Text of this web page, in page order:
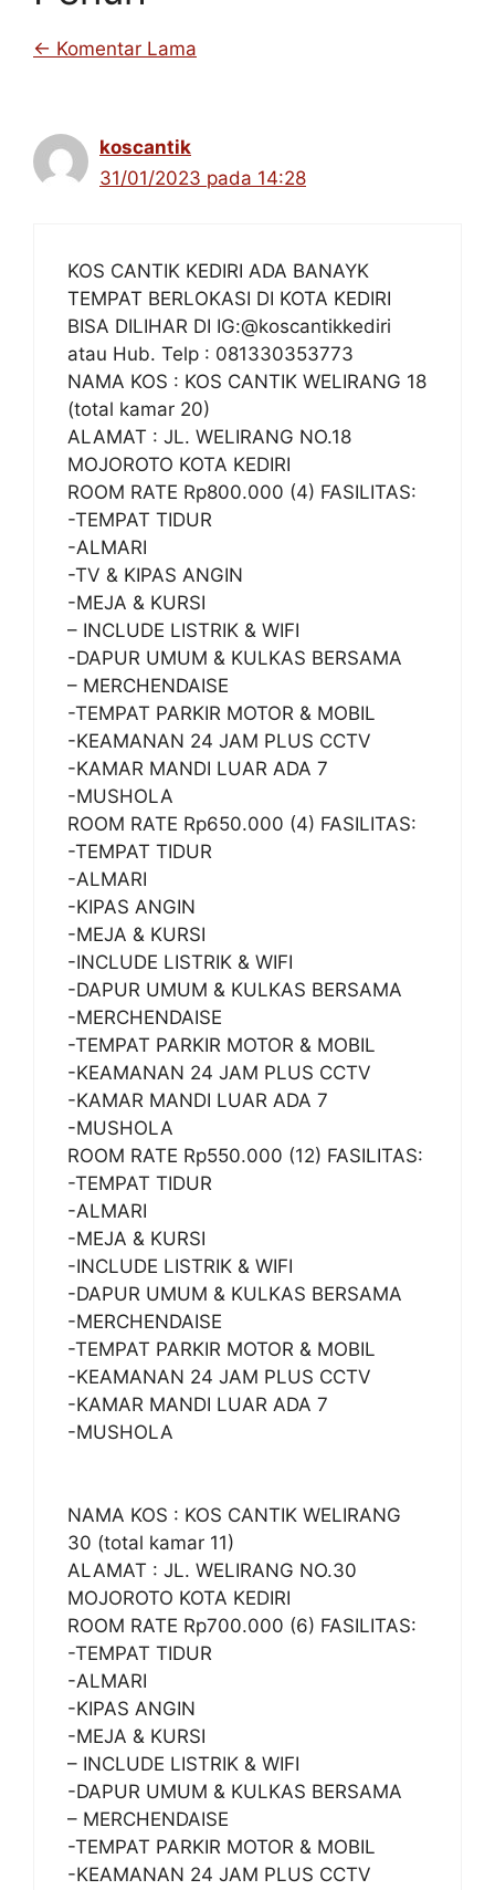
Navigasi
← Komentar Lama
koscantik
31/01/2023 pada 14:28
KOS CANTIK KEDIRI ADA BANAYK
TEMPAT BERLOKASI DI KOTA KEDIRI
BISA DILIHAR DI IG:@koscantikkediri
atau Hub. Telp : 081330353773
NAMA KOS : KOS CANTIK WELIRANG 18
(total kamar 20)
ALAMAT : JL. WELIRANG NO.18
MOJOROTO KOTA KEDIRI
ROOM RATE Rp800.000 (4) FASILITAS:
-TEMPAT TIDUR
-ALMARI
-TV & KIPAS ANGIN
-MEJA & KURSI
– INCLUDE LISTRIK & WIFI
-DAPUR UMUM & KULKAS BERSAMA
– MERCHENDAISE
-TEMPAT PARKIR MOTOR & MOBIL
-KEAMANAN 24 JAM PLUS CCTV
-KAMAR MANDI LUAR ADA 7
-MUSHOLA
ROOM RATE Rp650.000 (4) FASILITAS:
-TEMPAT TIDUR
-ALMARI
-KIPAS ANGIN
-MEJA & KURSI
-INCLUDE LISTRIK & WIFI
-DAPUR UMUM & KULKAS BERSAMA
-MERCHENDAISE
-TEMPAT PARKIR MOTOR & MOBIL
-KEAMANAN 24 JAM PLUS CCTV
-KAMAR MANDI LUAR ADA 7
-MUSHOLA
ROOM RATE Rp550.000 (12) FASILITAS:
-TEMPAT TIDUR
-ALMARI
-MEJA & KURSI
-INCLUDE LISTRIK & WIFI
-DAPUR UMUM & KULKAS BERSAMA
-MERCHENDAISE
-TEMPAT PARKIR MOTOR & MOBIL
-KEAMANAN 24 JAM PLUS CCTV
-KAMAR MANDI LUAR ADA 7
-MUSHOLA
NAMA KOS : KOS CANTIK WELIRANG
30 (total kamar 11)
ALAMAT : JL. WELIRANG NO.30
MOJOROTO KOTA KEDIRI
ROOM RATE Rp700.000 (6) FASILITAS:
-TEMPAT TIDUR
-ALMARI
-KIPAS ANGIN
-MEJA & KURSI
– INCLUDE LISTRIK & WIFI
-DAPUR UMUM & KULKAS BERSAMA
– MERCHENDAISE
-TEMPAT PARKIR MOTOR & MOBIL
-KEAMANAN 24 JAM PLUS CCTV